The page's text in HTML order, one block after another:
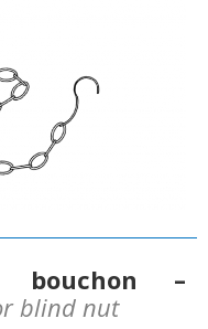
bouchon –
blind nut